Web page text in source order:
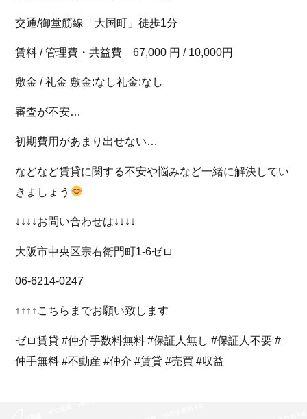
交通/御堂筋線「大国町」徒歩1分
賃料 / 管理費・共益費 67,000 円 / 10,000円
敷金 / 礼金 敷金:なし礼金:なし
審査が不安…
初期費用があまり出せない…
などなど賃貸に関する不安や悩みなど一緒に解決してい
きましょう
↓↓↓↓お問い合わせは↓↓↓↓
大阪市中央区宗右衛門町1-6ゼロ
06-6214-0247
↑↑↑↑こちらまでお願い致します
ゼロ賃貸 #仲介手数料無料 #保証人無し #保証人不要 #
仲手無料 #不動産 #仲介 #賃貸 #売買 #収益